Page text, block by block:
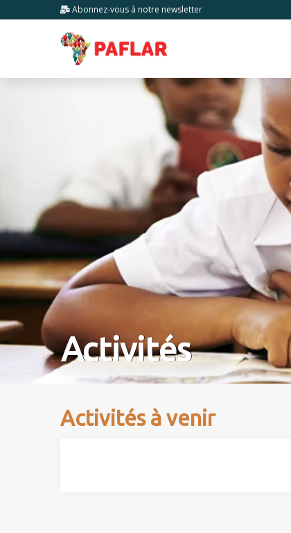
Abonnez-vous à notre newsletter
Activités
Activités à venir